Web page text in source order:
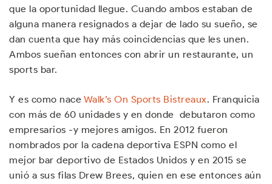
que la oportunidad llegue. Cuando ambos estaban de
alguna manera resignados a dejar de lado su sueño, se
dan cuenta que hay más coincidencias que les unen.
Ambos sueñan entonces con abrir un restaurante, un
sports bar.
Y es como nace Walk’s On Sports Bistreaux. Franquicia
con más de 60 unidades y en donde debutaron como
empresarios -y mejores amigos. En 2012 fueron
nombrados por la cadena deportiva ESPN como el
mejor bar deportivo de Estados Unidos y en 2015 se
unió a sus filas Drew Brees, quien en ese entonces aún